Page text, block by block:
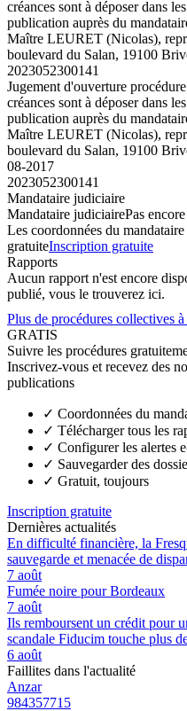
créances sont à déposer dans
publication auprès du
Maître LEURET (Nicolas),
boulevard du Salan, 19100
2023052300141
Jugement d'ouverture
créances sont à déposer dans
publication auprès du
Maître LEURET (Nicolas),
boulevard du Salan, 19100
08-2017
2023052300141
Mandataire judiciaire
Mandataire judiciairePas
Les coordonnées du
gratuiteInscription gratuite
Rapports
Aucun rapport n'est encore
publié, vous le trouverez ici.
Plus de procédures collectives
GRATIS
Suivre les procédures
Inscrivez-vous et recevez des
publications
✓ Coordonnées du
✓ Télécharger tous les
✓ Configurer les alertes
✓ Sauvegarder des
✓ Gratuit, toujours
Inscription gratuite
Dernières actualités
En difficulté financière, la
sauvegarde et menacée de
7 août
Fumée noire pour Bordeaux
7 août
Ils remboursent un crédit pour
scandale Fiducim touche plus
6 août
Faillites dans l'actualité
Anzar
984357715